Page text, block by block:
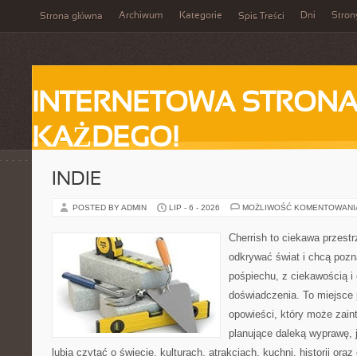
Strona główna Archiwum Kategorie Spis Treści Dni
INTERNETOWA
KAŻDEGO!
INDIE
POSTED BY ADMIN LIP - 6 - 2026 MOŻLIWOŚĆ
Cherrish to ciekawa
odkrywać świat i chcą
pośpiechu, z ciekawością i
doświadczenia. To miejsce
opowieści, który może
planujące daleką
lubią czytać o świecie, kulturach, atrakcjach, kuchni, historii